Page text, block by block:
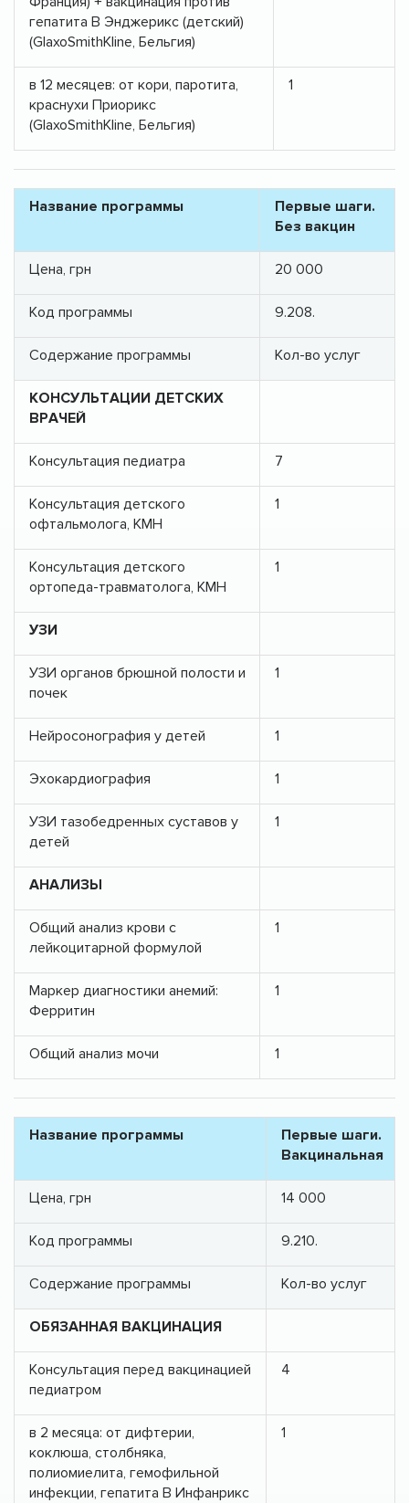
гепатита В Энджерикс (детский)
(GlaxoSmithKline, Бельгия)
в 12 месяцев: от кори, паротита,
краснухи Приорикс
(GlaxoSmithKline, Бельгия)
1
Название программы
Первые шаги.
Без вакцин
Цена, грн 20 000
Код программы 9.208.
Содержание программы Кол-во услуг
КОНСУЛЬТАЦИИ ДЕТСКИХ
ВРАЧЕЙ
Консультация педиатра 7
Консультация детского
офтальмолога, КМН
1
Консультация детского
ортопеда-травматолога, КМН
1
УЗИ
УЗИ органов брюшной полости и
почек
1
Нейросонография у детей 1
Эхокардиография 1
УЗИ тазобедренных суставов у
детей
1
АНАЛИЗЫ
Общий анализ крови с
лейкоцитарной формулой
1
Маркер диагностики анемий:
Ферритин
1
Общий анализ мочи 1
Название программы
Первые шаги.
Вакцинальная
Цена, грн 14 000
Код программы 9.210.
Содержание программы Кол-во услуг
ОБЯЗАННАЯ ВАКЦИНАЦИЯ
Консультация перед вакцинацией
педиатром
4
в 2 месяца: от дифтерии,
коклюша, столбняка,
полиомиелита, гемофильной
инфекции, гепатита В Инфанрикс
1